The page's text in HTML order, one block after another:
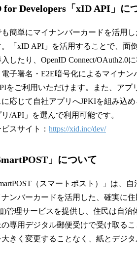
for Developers「xID API」に
簡単にマイナンバーカードを活用
。「xID API」を活用することで、面
入したり、OpenID Connect/
子署名・E2E暗号化によるマイナ
をご利用いただけます。また、ア
に応じて自社アプリへJPKIを組み込
リ/API」を選んで利用可能です。
スサイト： https://xid.inc/dev/
」について
（スマートポスト）」は、
ナンバーカードを活用した、確実に
)管理サービスを提供し、住民は自
の専用デジタル郵便受けで受け取る
大きく変更することなく、紙とデジ